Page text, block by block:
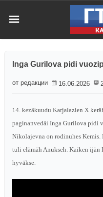
Inga Gurilova pidi
от редакции 16.06.2026
14. kezäkuudu Karjalazien X
paginanvedäi Inga Gurilova pidi
Nikolajevna on rodinuhes
tuli elämäh Anukseh. Kaiken ijän
hyväkse.